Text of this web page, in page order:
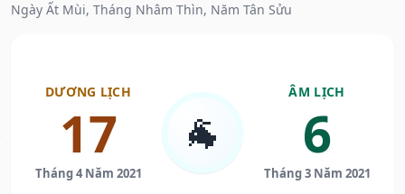
Ngày Ất Mùi, Tháng Nhâm Thìn, Năm Tân Sửu
DƯƠNG LỊCH
17
Tháng 4 Năm 2021
🐐
ÂM LỊCH
6
Tháng 3 Năm 2021